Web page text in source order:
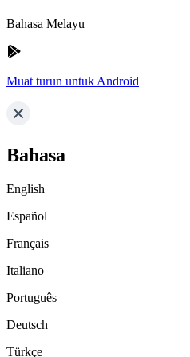
Bahasa Melayu
Muat turun untuk Android
Bahasa
English
Español
Français
Italiano
Português
Deutsch
Türkçe